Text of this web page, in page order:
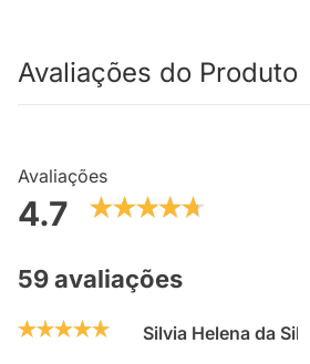
Avaliações do Produto
Avaliações
4.7
59 avaliações
Silvia Helena da Silva